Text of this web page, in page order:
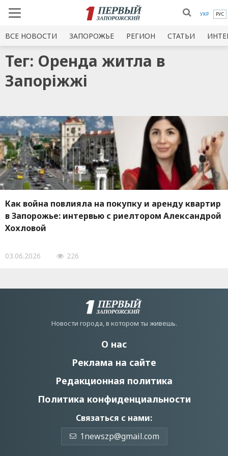
УКР РУС
ВСЕ НОВОСТИ ЗАПОРОЖЬЕ РЕГИОН СТАТЬИ
Тег: Оренда житла в
Запоріжжі
Как война повлияла на покупку и аренду квартир
в Запорожье: интервью с риелтором Александрой
Хохловой
03.06.2026 226
Новости города, в котором ты живешь.
О нас
Реклама на сайте
Редакционная политика
Политика конфиденциальности
Связаться с нами:
1newszp@gmail.com